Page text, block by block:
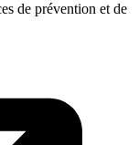
de prévention et de